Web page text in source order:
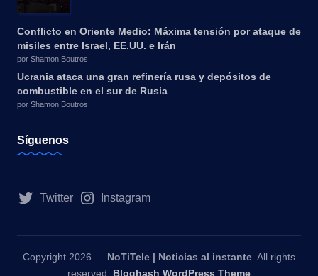
Conflicto en Oriente Medio: Máxima tensión por ataque de
misiles entre Israel, EE.UU. e Irán
por Shamon Boutros
Ucrania ataca una gran refinería rusa y depósitos de
combustible en el sur de Rusia
por Shamon Boutros
Síguenos
Twitter Instagram
Copyright 2026 — NoTiTele | Noticias al instante . All rights
reserved. Bloghash WordPress Theme